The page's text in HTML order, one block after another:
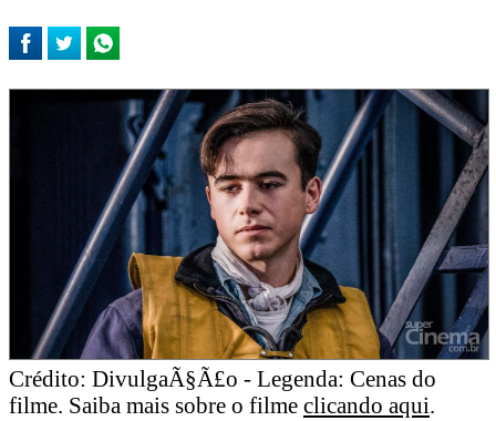
Crédito: DivulgaÃ§Ã£o - Legenda: Cenas do
filme. Saiba mais sobre o filme clicando aqui.